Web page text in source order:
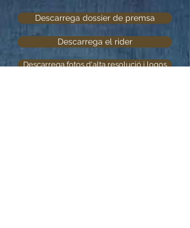
Descarrega dossier de premsa
Descarrega el rider
Descarrega fotos d'alta resolució i logos